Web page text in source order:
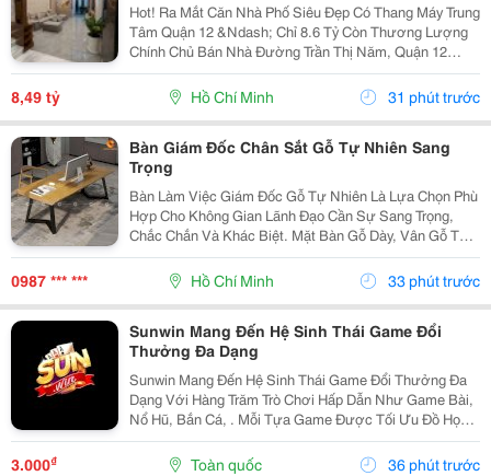
Hot! Ra Mắt Căn Nhà Phố Siêu Đẹp Có Thang Máy Trung
Tâm Quận 12 &Ndash; Chỉ 8.6 Tỷ Còn Thương Lượng
Chính Chủ Bán Nhà Đường Trần Thị Năm, Quận 12
&Ndash; Vị Trí Đẹp, Khu Dân Cư Hiện Hữu, Tiện Ích Đầy
Đủ. Diện Tích: 4M &Times; 20M Nhà...
8,49 tỷ Hồ Chí Minh 31 phút trước
Bàn Giám Đốc Chân Sắt Gỗ Tự Nhiên Sang
Trọng
Bàn Làm Việc Giám Đốc Gỗ Tự Nhiên Là Lựa Chọn Phù
Hợp Cho Không Gian Lãnh Đạo Cần Sự Sang Trọng,
Chắc Chắn Và Khác Biệt. Mặt Bàn Gỗ Dày, Vân Gỗ Tự
Nhiên Đẹp Mắt Kết Hợp Cùng Hệ Chân Sắt Hiện Đại,
Tạo Nên Tổng Thể Vừa Bền Bỉ Vừa Tinh Tế. Mẫu Bàn
0987 *** *** Hồ Chí Minh 33 phút trước
Sunwin Mang Đến Hệ Sinh Thái Game Đổi
Thưởng Đa Dạng
Sunwin Mang Đến Hệ Sinh Thái Game Đổi Thưởng Đa
Dạng Với Hàng Trăm Trò Chơi Hấp Dẫn Như Game Bài,
Nổ Hũ, Bắn Cá, . Mỗi Tựa Game Được Tối Ưu Đồ Họa
Sắc Nét, Thao Tác Mượt Mà, Tỷ Lệ Trả Thưởng Cạnh
Tranh Cùng Hệ Thống Bảo Mật Hiện Đại.
3.000₫ Toàn quốc 36 phút trước